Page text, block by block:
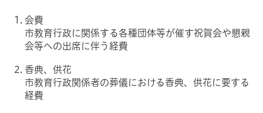
会費
市教育行政に関係する各種団体等が催す祝賀会や懇親
会等への出席に伴う経費
香典、供花
市教育行政関係者の葬儀における香典、供花に要する
経費